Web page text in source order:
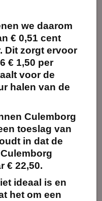
Maak
favoriet!
Amstel Radler Glas
Vanaf:€3.60excl.
Kies
huurperiode
we daarom
€ 0,51 cent
Dit zorgt ervoor
€ 1,50 per
voor de
halen van de
Culemborg
toeslag van
in dat de
€ 22,50.
ideaal is en
het om een